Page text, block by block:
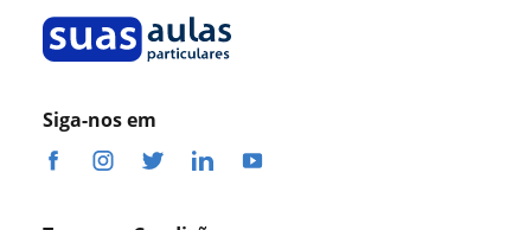
Siga-nos em